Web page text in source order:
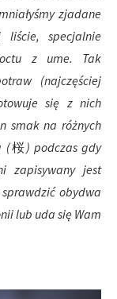
zjadane
specjalnie
z ume. Tak
(najczęściej
się z nich
smak na różnych
(桜) podczas gdy
zapisywany jest
obydwa
lub uda się Wam